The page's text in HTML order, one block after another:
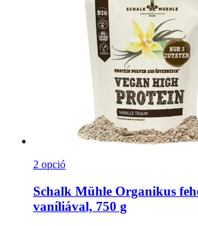
2 opció
Schalk Mühle Organikus
vaníliával, 750 g